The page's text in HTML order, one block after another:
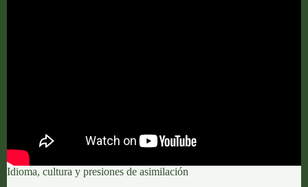
Idioma, cultura y presiones de asimilación